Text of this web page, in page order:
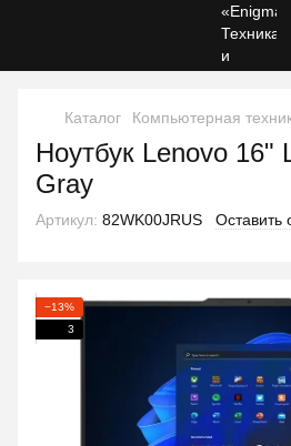
Каталог Компьютерная
Ноутбук Lenovo 16"
Gray
Артикул: 82WK00JRUS Оставить
−13%
3